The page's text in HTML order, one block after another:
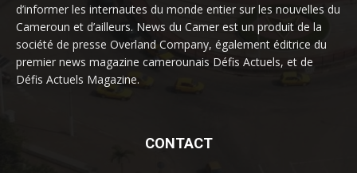
d’informer les internautes du monde entier sur les nouvelles du
Cameroun et d’ailleurs. News du Camer est un produit de la
société de presse Overland Company, également éditrice du
premier news magazine camerounais Défis Actuels, et de
Défis Actuels Magazine.
CONTACT